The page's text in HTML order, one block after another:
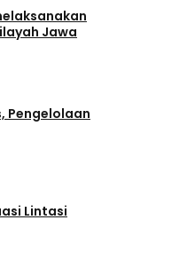
Jawa
Pengelolaan
Lintasi